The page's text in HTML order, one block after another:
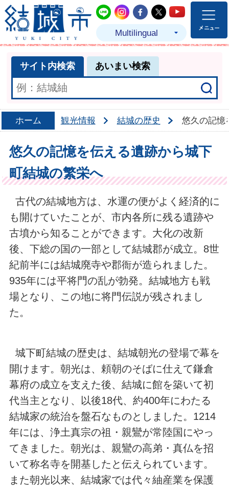
結城市公式LINE
結城市公式Instagram
結城市公式
結城市公式
結城市
Multilingual
サイト内検索 あいまい検索
ホーム 観光情報 結城の歴史 悠久の記憶
悠久の記憶を伝える遺跡から城下
町結城の繁栄へ
古代の結城地方は、水運の便がよく経済的に
も開けていたことが、市内各所に残る遺跡や
古墳から知ることができます。大化の改新
後、下総の国の一部として結城郡が成立。8世
紀前半には結城廃寺や郡衙が造られました。
935年には平将門の乱が勃発。結城地方も戦
場となり、この地に将門伝説が残されまし
た。
城下町結城の歴史は、結城朝光の登場で幕を
開けます。朝光は、頼朝のそばに仕えて鎌倉
幕府の成立を支えた後、結城に館を築いて初
代当主となり、以後18代、約400年にわたる
結城家の統治を盤石なものとしました。1214
年には、浄土真宗の祖・親鸞が常陸国にやっ
てきました。朝光は、親鸞の高弟・真仏を招
いて称名寺を開基したと伝えられています。
また朝光以来、結城家では代々紬産業を保護